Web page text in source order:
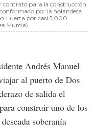
contrato para la construcción
por la holandesa
Huerta por casi 5,000
Murcia)
Andrés Manuel
al puerto de Dos
de salida el
construir uno de los
soberanía